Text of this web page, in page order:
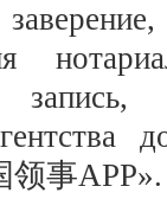
领事APP».